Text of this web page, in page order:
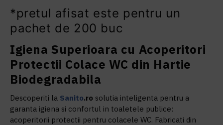
*pretul afisat este pentru un
pachet de 200 buc
Igiena Superioara cu Acoperitori
Protectii Colace WC din Hartie
Biodegradabila
Descoperiti la Sanito.ro solutia inteligenta pentru a
garanta igiena si confortul in toaletele publice:
acoperitorii protectii pentru colacele WC. Fabricati din